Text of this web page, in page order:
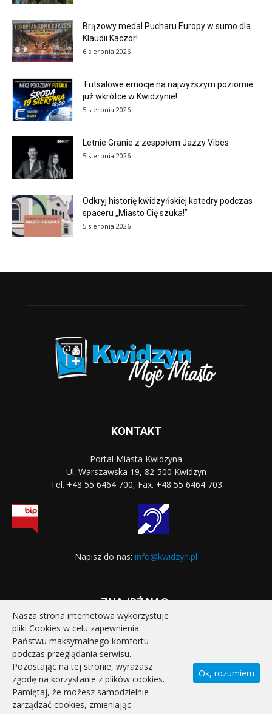
Brązowy medal Pucharu Europy w sumo dla
Klaudii Kaczor!
6 sierpnia 2026
Futsalowe emocje na najwyższym poziomie
już wkrótce w Kwidzynie!
5 sierpnia 2026
Letnie Granie z zespołem Jazzy Vibes
5 sierpnia 2026
Odkryj historię kwidzyńskiej katedry podczas
spaceru „Miasto Cię szuka!”
5 sierpnia 2026
KONTAKT
Portal Miasta Kwidzyna
Ul. Warszawska 19, 82-500 Kwidzyn
Tel. +48 55 6464 700, Fax. +48 55 6464 703
Napisz do nas: info@kwidzyn.pl
ZNAJDŹ NAS:
STRONA GŁÓWNA
REALIZOWANE PROJEKTY
POLITYKA PRYWATNOŚCI
DEKLARACJA DOSTĘPNOŚCI
KONTAKT
Nasza strona internetowa wykorzystuje
pliki Cookies w celu zapewnienia
Państwu maksymalnego komfortu
podczas przeglądania serwisu.
Pozostając na tej stronie, wyrażasz
zgodę na korzystanie z plików cookies.
Pamiętaj, że możesz samodzielnie
zarządzać cookies, zmieniając
Ok, rozumiem